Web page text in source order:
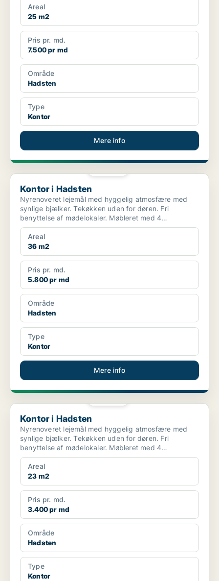
Areal
25 m2
Pris pr. md.
7.500 pr md
Område
Hadsten
Type
Kontor
Mere info
Kontor i Hadsten
Kontor i Hadsten
Nyrenoveret lejemål med hyggelig atmosfære med
synlige bjælker. Tekøkken uden for døren. Fri
benyttelse af mødelokaler. Møbleret med 4
kontorpladser m.v. Fæl...
Areal
36 m2
Pris pr. md.
5.800 pr md
Område
Hadsten
Type
Kontor
Mere info
Kontor i Hadsten
Kontor i Hadsten
Nyrenoveret lejemål med hyggelig atmosfære med
synlige bjælker. Tekøkken uden for døren. Fri
benyttelse af mødelokaler. Møbleret med 4
kontorpladser m.v. Fæl...
Areal
23 m2
Pris pr. md.
3.400 pr md
Område
Hadsten
Type
Kontor